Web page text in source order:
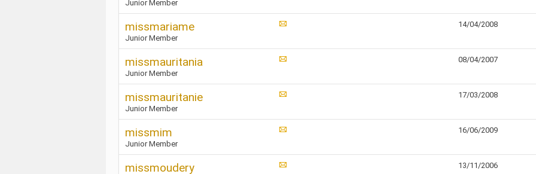
Junior Member
missmariame
Junior Member
14/04/2008
missmauritania
Junior Member
08/04/2007
missmauritanie
Junior Member
17/03/2008
missmim
Junior Member
16/06/2009
missmoudery 13/11/2006